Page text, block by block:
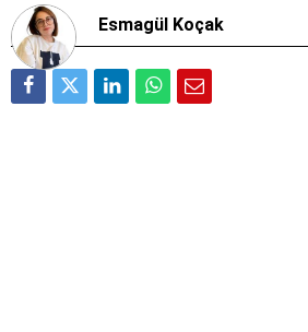
Esmagül Koçak